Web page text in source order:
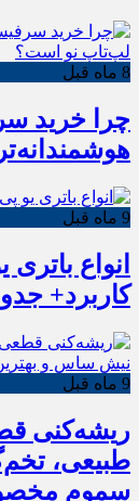
8 ماه قبل
چرا خرید
9 ماه قبل
کاربرد+
9 ماه قبل
ریشه‌کنی
طبیعی،
سموم